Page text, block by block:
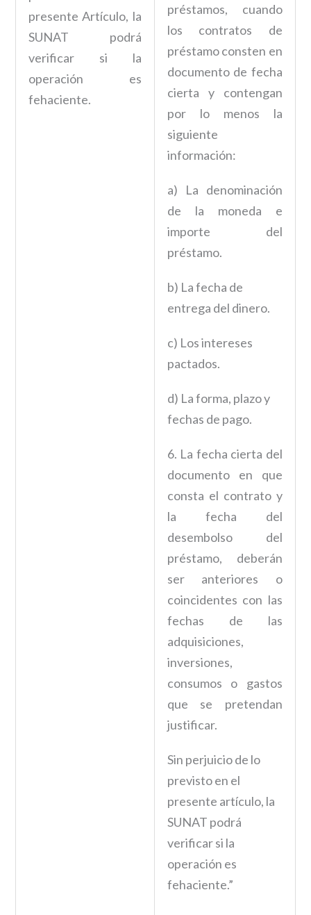
presente Artículo, la
SUNAT podrá
verificar si la
operación es
fehaciente.
préstamos, cuando
los contratos de
préstamo consten en
documento de fecha
cierta y contengan
por lo menos la
siguiente
información:
a) La denominación
de la moneda e
importe del
préstamo.
b) La fecha de
entrega del dinero.
c) Los intereses
pactados.
d) La forma, plazo y
fechas de pago.
6. La fecha cierta del
documento en que
consta el contrato y
la fecha del
desembolso del
préstamo, deberán
ser anteriores o
coincidentes con las
fechas de las
adquisiciones,
inversiones,
consumos o gastos
que se pretendan
justificar.
Sin perjuicio de lo
previsto en el
presente artículo, la
SUNAT podrá
verificar si la
operación es
fehaciente.”